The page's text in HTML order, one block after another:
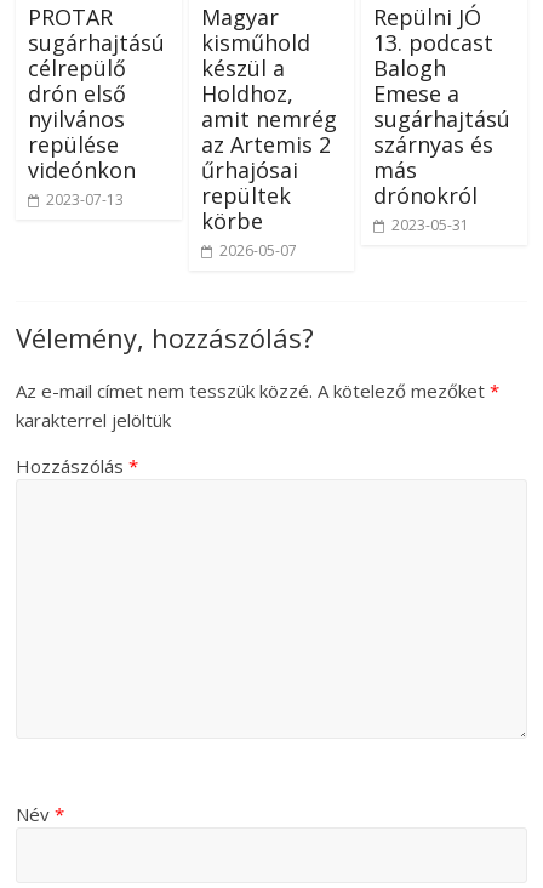
PROTAR
sugárhajtású
célrepülő
drón első
nyilvános
repülése
videónkon
2023-07-13
Magyar
kisműhold
készül a
Holdhoz,
amit nemrég
az Artemis 2
űrhajósai
repültek
körbe
2026-05-07
Repülni JÓ
13. podcast
Balogh
Emese a
sugárhajtású
szárnyas és
más
drónokról
2023-05-31
Vélemény, hozzászólás?
Az e-mail címet nem tesszük közzé. A kötelező mezőket*
karakterrel jelöltük
Hozzászólás*
Név*